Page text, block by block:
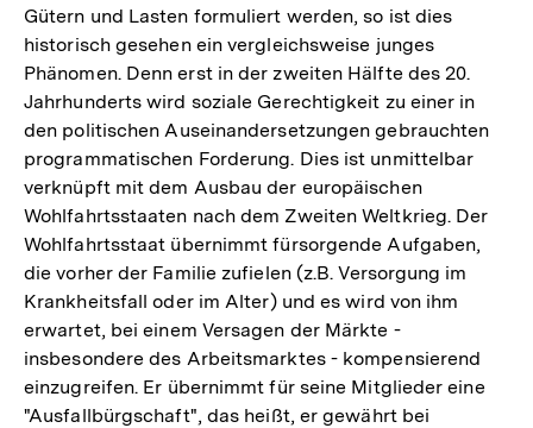
Gütern und Lasten formuliert werden, so ist dies
historisch gesehen ein vergleichsweise junges
Phänomen. Denn erst in der zweiten Hälfte des 20.
Jahrhunderts wird soziale Gerechtigkeit zu einer in
den politischen Auseinandersetzungen gebrauchten
programmatischen Forderung. Dies ist unmittelbar
verknüpft mit dem Ausbau der europäischen
Wohlfahrtsstaaten nach dem Zweiten Weltkrieg. Der
Wohlfahrtsstaat übernimmt fürsorgende Aufgaben,
die vorher der Familie zufielen (z.B. Versorgung im
Krankheitsfall oder im Alter) und es wird von ihm
erwartet, bei einem Versagen der Märkte -
insbesondere des Arbeitsmarktes - kompensierend
einzugreifen. Er übernimmt für seine Mitglieder eine
"Ausfallbürgschaft", das heißt, er gewährt bei